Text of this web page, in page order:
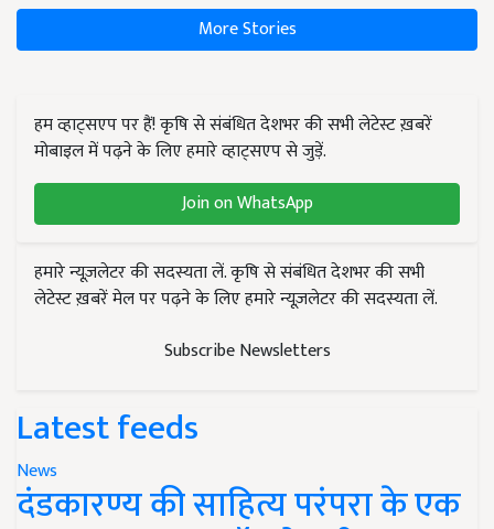
More Stories
हम व्हाट्सएप पर हैं! कृषि से संबंधित देशभर की सभी लेटेस्ट ख़बरें
मोबाइल में पढ़ने के लिए हमारे व्हाट्सएप से जुड़ें.
Join on WhatsApp
हमारे न्यूज़लेटर की सदस्यता लें. कृषि से संबंधित देशभर की सभी
लेटेस्ट ख़बरें मेल पर पढ़ने के लिए हमारे न्यूज़लेटर की सदस्यता लें.
Subscribe Newsletters
Latest feeds
News
दंडकारण्य की साहित्य परंपरा के एक